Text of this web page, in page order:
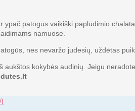
ypač patogūs vaikiški paplūdimio
namuose.
nes nevaržo judesių, uždėtas
aukštos kokybės audinių. Jeigu